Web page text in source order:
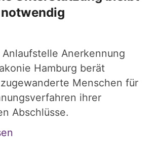
Anerkennung
Hamburg berät
Menschen für
ihrer
Abschlüsse.